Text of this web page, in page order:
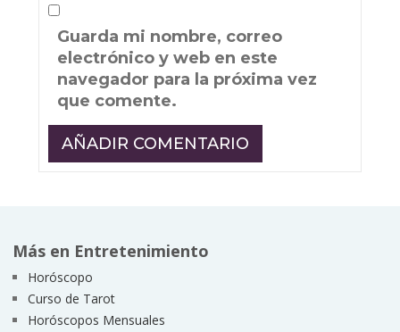
Guarda mi nombre, correo
electrónico y web en este
navegador para la próxima vez
que comente.
Más en Entretenimiento
Horóscopo
Curso de Tarot
Horóscopos Mensuales